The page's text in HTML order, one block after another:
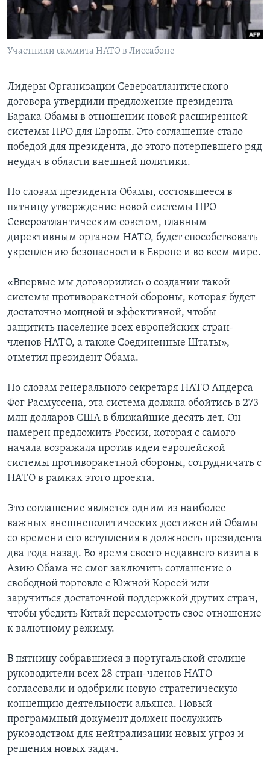
Learning English
СОЦИАЛЬНЫЕ СЕТИ
Языки
Участники саммита НАТО в Лиссабоне
Лидеры Организации Североатлантического
договора утвердили предложение президента
Барака Обамы в отношении новой расширенной
системы ПРО для Европы. Это соглашение стало
победой для президента, до этого потерпевшего ряд
неудач в области внешней политики.
По словам президента Обамы, состоявшееся в
пятницу утверждение новой системы ПРО
Североатлантическим советом, главным
директивным органом НАТО, будет способствовать
укреплению безопасности в Европе и во всем мире.
«Впервые мы договорились о создании такой
системы противоракетной обороны, которая будет
достаточно мощной и эффективной, чтобы
защитить население всех европейских стран-
членов НАТО, а также Соединенные Штаты», –
отметил президент Обама.
По словам генерального секретаря НАТО Андерса
Фог Расмуссена, эта система должна обойтись в 273
млн долларов США в ближайшие десять лет. Он
намерен предложить России, которая с самого
начала возражала против идеи европейской
системы противоракетной обороны, сотрудничать с
НАТО в рамках этого проекта.
Это соглашение является одним из наиболее
важных внешнеполитических достижений Обамы
со времени его вступления в должность президента
два года назад. Во время своего недавнего визита в
Азию Обама не смог заключить соглашение о
свободной торговле с Южной Кореей или
заручиться достаточной поддержкой других стран,
чтобы убедить Китай пересмотреть свое отношение
к валютному режиму.
В пятницу собравшиеся в португальской столице
руководители всех 28 стран-членов НАТО
согласовали и одобрили новую стратегическую
концепцию деятельности альянса. Новый
программный документ должен послужить
руководством для нейтрализации новых угроз и
решения новых задач.